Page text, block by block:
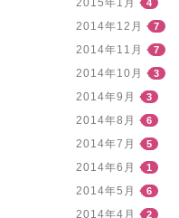
4
2014年12月 7
2014年11月 7
2014年10月 3
2014年9月 3
2014年8月 6
2014年7月 5
2014年6月 1
2014年5月 6
2014年4月 2